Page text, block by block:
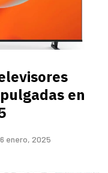
en
6 enero, 2025